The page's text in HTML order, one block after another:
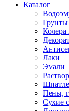
Каталог
Грунты
Колера
Лаки
Эмали
Пены,
Сухие